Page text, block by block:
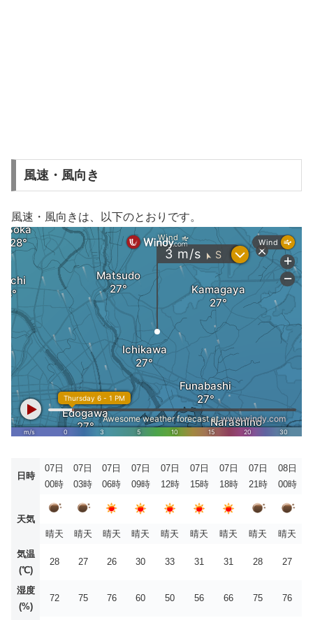
風速・風向き
風速・風向きは、以下のとおりです。
日時
07日
00時
07日
03時
07日
06時
07日
09時
07日
12時
07日
15時
07日
18時
07日
21時
08日
00時
天気
晴天
晴天 晴天 晴天 晴天 晴天 晴天 晴天
晴天
気温
(℃)
28 27 26 30 33 31 31 28 27
湿度
(%)
72 75 76 60 50 56 66 75 76